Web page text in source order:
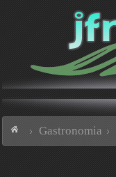
Gastronomia